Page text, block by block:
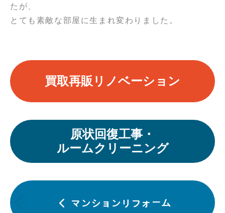
たが、
とても素敵な部屋に生まれ変わりました。
買取再販リノベーション
原状回復工事・
ルームクリーニング
投
稿
マンションリフォーム